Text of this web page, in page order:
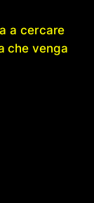
a cercare
che venga